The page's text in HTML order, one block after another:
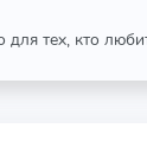
тех, кто